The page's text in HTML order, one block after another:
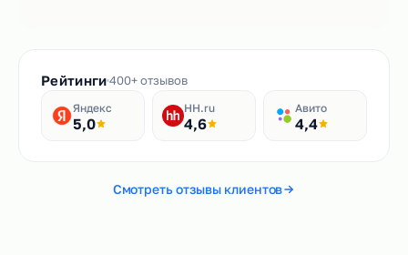
Рейтинги400+ отзывов
Яндекс
5,0
HH.ru
4,6
Авито
4,4
Смотреть отзывы клиентов